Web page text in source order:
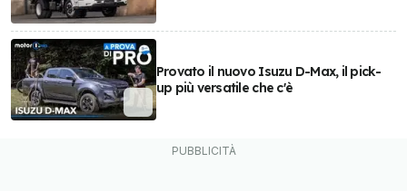
Provato il nuovo Isuzu D-Max, il pick-
up più versatile che c'è